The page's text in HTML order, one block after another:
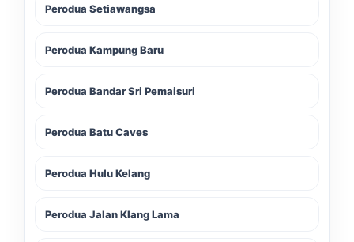
Perodua Setiawangsa
Perodua Kampung Baru
Perodua Bandar Sri Pemaisuri
Perodua Batu Caves
Perodua Hulu Kelang
Perodua Jalan Klang Lama